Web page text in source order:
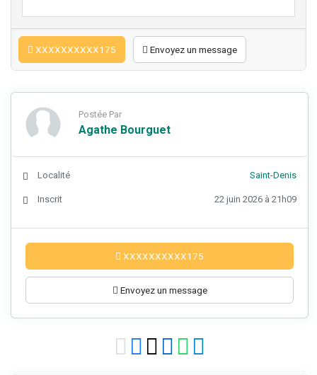
XXXXXXXXXX175 Envoyez un message
Postée Par
Agathe Bourguet
Localité Saint-Denis
Inscrit 22 juin 2026 à 21h09
XXXXXXXXXX175
Envoyez un message